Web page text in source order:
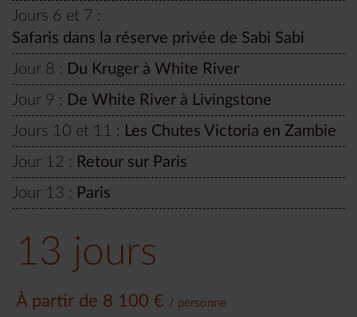
Jours 6 et 7 :
Safaris dans la réserve privée de Sabi Sabi
Jour 8 : Du Kruger à White River
Jour 9 : De White River à Livingstone
Jours 10 et 11 : Les Chutes Victoria en Zambie
Jour 12 : Retour sur Paris
Jour 13 : Paris
13 jours
À partir de 8 100 € / personne